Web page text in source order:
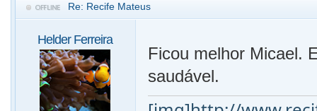
Re: Recife Mateus
Helder Ferreira
Ficou melhor Micael.
saudável.